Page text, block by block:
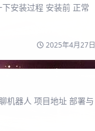
安装过程 安装前 正常
2025年4月27日
机器人 项目地址 部署与